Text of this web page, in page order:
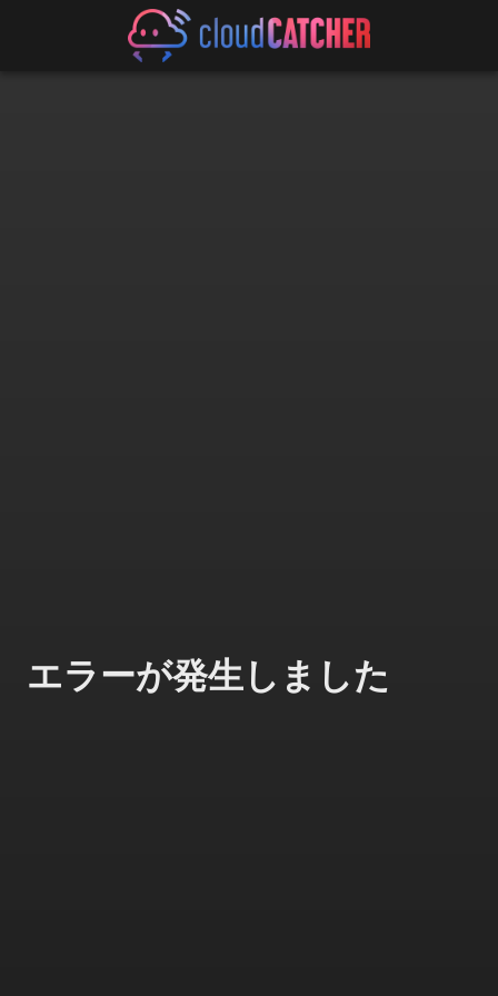
エラーが発生しました